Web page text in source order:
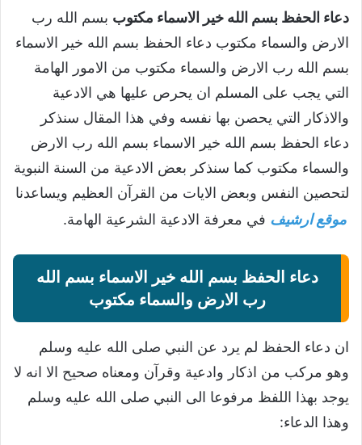
دعاء الحفظ بسم الله خير الاسماء مكتوب بسم الله رب
الارض والسماء مكتوب دعاء الحفظ بسم الله خير الاسماء
بسم الله رب الارض والسماء مكتوب من الامور الهامة
التي يجب على المسلم ان يحرص عليها هي الادعية
والاذكار التي يحصن بها نفسه وفي هذا المقال سنذكر
دعاء الحفظ بسم الله خير الاسماء بسم الله رب الارض
والسماء مكتوب كما سنذكر بعض الادعية من السنة النبوية
لتحصين النفس وبعض الايات من القرآن العظيم ويساعدنا
موقع ارشيف في معرفة الادعية الشرعية الهامة.
دعاء الحفظ بسم الله خير الاسماء بسم الله
رب الارض والسماء مكتوب
ان دعاء الحفظ لم يرد عن النبي صلى الله عليه وسلم
وهو مركب من اذكار وادعية وقرآن ومعناه صحيح الا انه لا
يوجد بهذا اللفظ مرفوعا الى النبي صلى الله عليه وسلم
وهذا الدعاء: